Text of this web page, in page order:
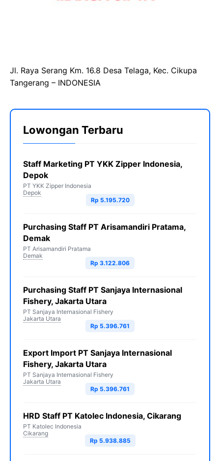
Jl. Raya Serang Km. 16.8 Desa Telaga, Kec. Cikupa
Tangerang – INDONESIA
Lowongan Terbaru
Staff Marketing PT YKK Zipper Indonesia,
Depok
PT YKK Zipper Indonesia
Depok
Rp 5.195.720
Purchasing Staff PT Arisamandiri Pratama,
Demak
PT Arisamandiri Pratama
Demak
Rp 3.122.806
Purchasing Staff PT Sanjaya Internasional
Fishery, Jakarta Utara
PT Sanjaya Internasional Fishery
Jakarta Utara
Rp 5.396.761
Export Import PT Sanjaya Internasional
Fishery, Jakarta Utara
PT Sanjaya Internasional Fishery
Jakarta Utara
Rp 5.396.761
HRD Staff PT Katolec Indonesia, Cikarang
PT Katolec Indonesia
Cikarang
Rp 5.938.885